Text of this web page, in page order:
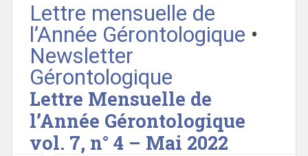
Lettre mensuelle de
l’Année Gérontologique •
Newsletter
Gérontologique
Lettre Mensuelle de
l’Année Gérontologique
vol. 7, n° 4 – Mai 2022